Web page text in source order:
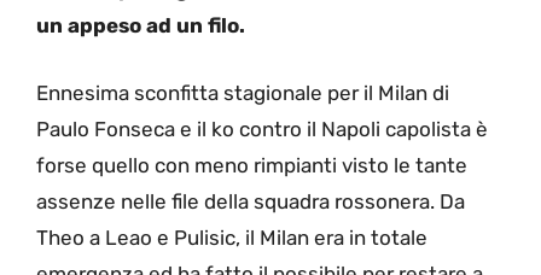
un appeso ad un filo.
Ennesima sconfitta stagionale per il Milan di
Paulo Fonseca e il ko contro il Napoli capolista è
forse quello con meno rimpianti visto le tante
assenze nelle file della squadra rossonera. Da
Theo a Leao e Pulisic, il Milan era in totale